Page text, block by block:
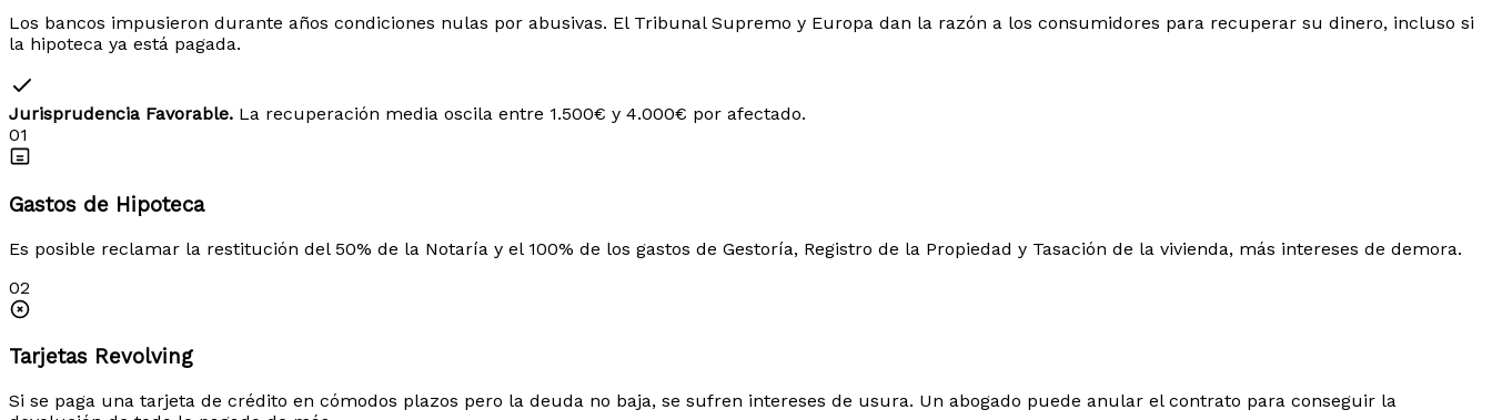
Los bancos impusieron durante años condiciones nulas por abusivas. El Tribunal Supremo y Europa dan la razón a los consumidores para recuperar su dinero, incluso si
la hipoteca ya está pagada.
Jurisprudencia Favorable. La recuperación media oscila entre 1.500€ y 4.000€ por afectado.
01
Gastos de Hipoteca
Es posible reclamar la restitución del 50% de la Notaría y el 100% de los gastos de Gestoría, Registro de la Propiedad y Tasación de la vivienda, más intereses de demora.
02
Tarjetas Revolving
Si se paga una tarjeta de crédito en cómodos plazos pero la deuda no baja, se sufren intereses de usura. Un abogado puede anular el contrato para conseguir la